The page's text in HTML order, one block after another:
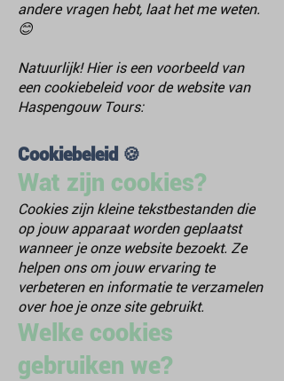
andere vragen hebt, laat het me weten.
😊
Natuurlijk! Hier is een voorbeeld van
een cookiebeleid voor de website van
Haspengouw Tours:
Cookiebeleid 🍪
Wat zijn cookies?
Cookies zijn kleine tekstbestanden die
op jouw apparaat worden geplaatst
wanneer je onze website bezoekt. Ze
helpen ons om jouw ervaring te
verbeteren en informatie te verzamelen
over hoe je onze site gebruikt.
Welke cookies
gebruiken we?